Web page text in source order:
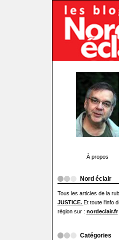
À propos
Nord éclair
Tous les articles de la
JUSTICE. Et toute l'info
région sur : nordeclair.fr
Catégories